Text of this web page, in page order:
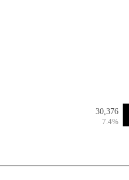
30,376
7.4%